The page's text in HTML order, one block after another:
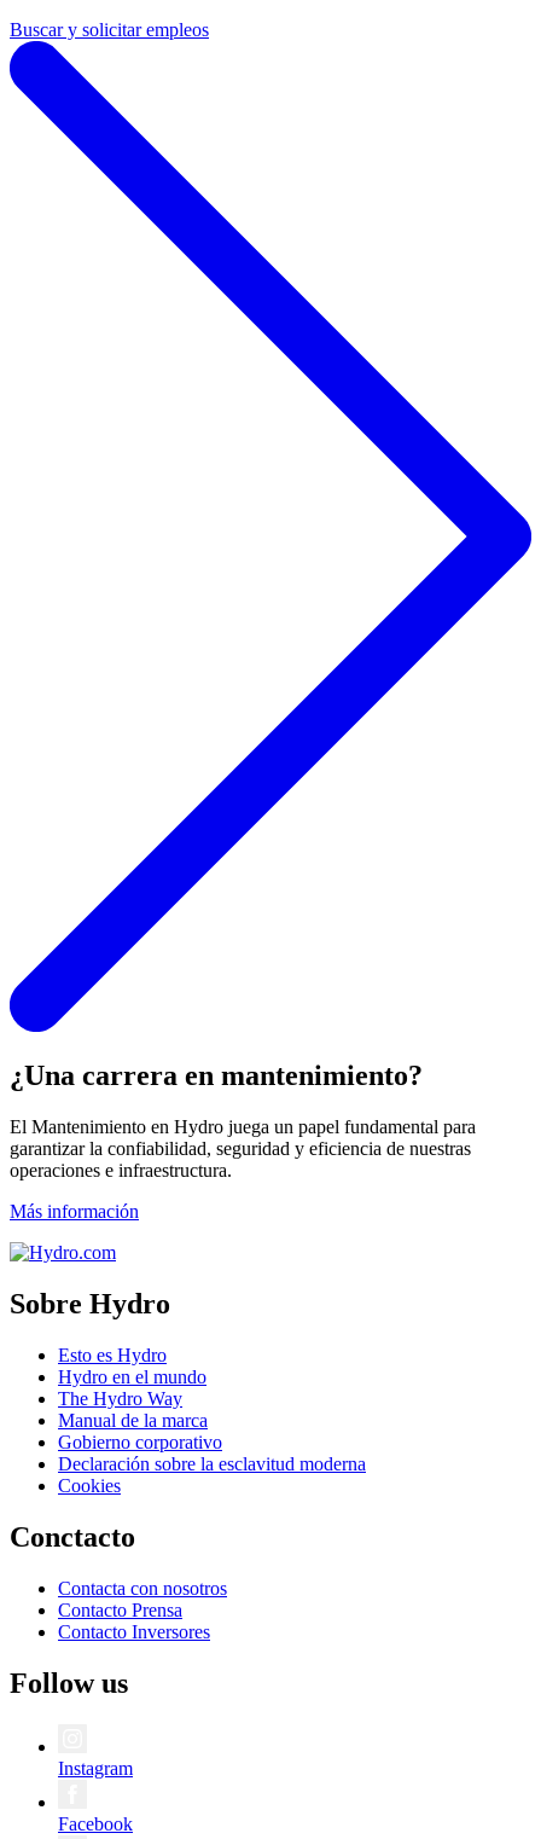
Buscar y solicitar empleos
¿Una carrera en mantenimiento?
El Mantenimiento en Hydro juega un papel fundamental para
garantizar la confiabilidad, seguridad y eficiencia de nuestras
operaciones e infraestructura.
Más información
Sobre Hydro
Esto es Hydro
Hydro en el mundo
The Hydro Way
Manual de la marca
Gobierno corporativo
Declaración sobre la esclavitud moderna
Cookies
Conctacto
Contacta con nosotros
Contacto Prensa
Contacto Inversores
Follow us
Instagram
Facebook